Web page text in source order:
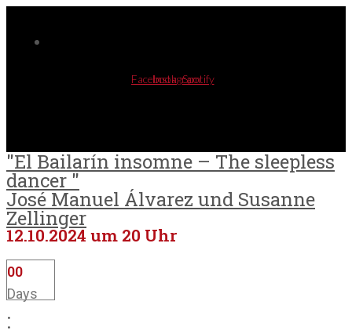
Facebook
Instagram
Spotify
"El Bailarín insomne – The sleepless
dancer "
José Manuel Álvarez und Susanne
Zellinger
12.10.2024 um 20 Uhr
00
Days
: